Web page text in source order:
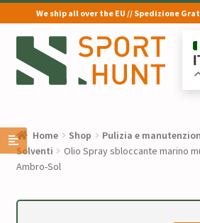
We ship all over the EU // Spedizione
Vai
alla
navigazione
Vai
al
contenuto
Home Shop Pulizia e
Solventi
Olio Spray sbloccante marino
Ambro-Sol